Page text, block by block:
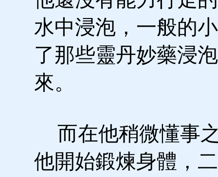
水中浸泡，一般的
了那些靈丹妙藥浸
來。
而在他稍微懂事
他開始鍛煉身體，